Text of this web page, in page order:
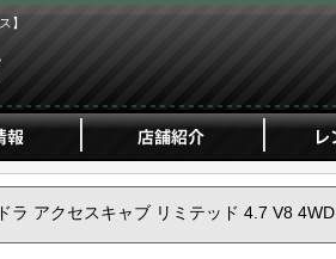
】
ラ アクセスキャブ リミテッド 4.7 V8 4WD